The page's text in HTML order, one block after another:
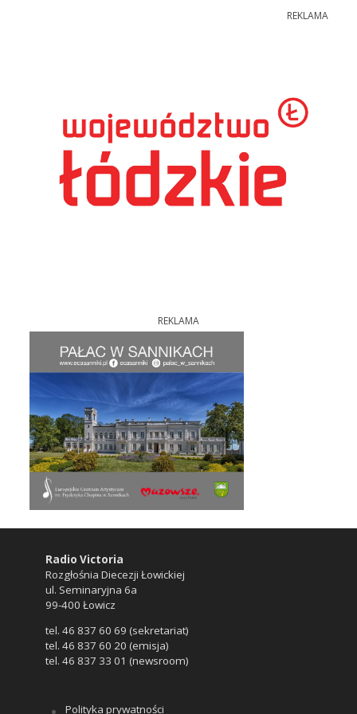
REKLAMA
REKLAMA
Radio Victoria
Rozgłośnia Diecezji Łowickiej
ul. Seminaryjna 6a
99-400 Łowicz
tel. 46 837 60 69 (sekretariat)
tel. 46 837 60 20 (emisja)
tel. 46 837 33 01 (newsroom)
Polityka prywatności